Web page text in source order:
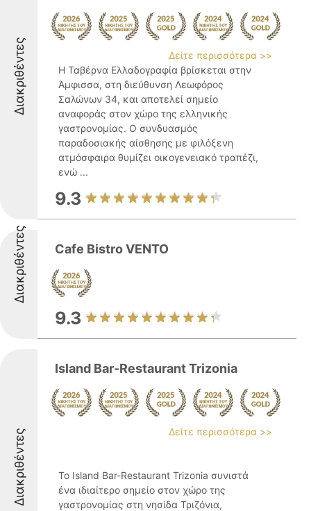
Διακριθέντες
Δείτε περισσότερα >>
Η Ταβέρνα Ελλαδογραφία βρίσκεται στην
Άμφισσα, στη διεύθυνση Λεωφόρος
Σαλώνων 34, και αποτελεί σημείο
αναφοράς στον χώρο της ελληνικής
γαστρονομίας. Ο συνδυασμός
παραδοσιακής αίσθησης με φιλόξενη
ατμόσφαιρα θυμίζει οικογενειακό τραπέζι,
ενώ ...
9.3
Διακριθέντες Cafe Bistro VENTO
9.3
Διακριθέντες
Island Bar-Restaurant Trizonia
Δείτε περισσότερα >>
Το Island Bar-Restaurant Trizonia συνιστά
ένα ιδιαίτερο σημείο στον χώρο της
γαστρονομίας στη νησίδα Τριζόνια,